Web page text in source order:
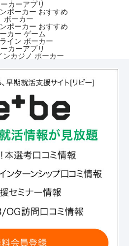
カーアプリ
ポーカー おすすめ
ポーカー
ポーカー おすすめ
カー ゲーム
イン ポーカー
カーアプリ
ンカジノ ポーカー